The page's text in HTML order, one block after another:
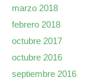
marzo 2018
febrero 2018
octubre 2017
octubre 2016
septiembre 2016